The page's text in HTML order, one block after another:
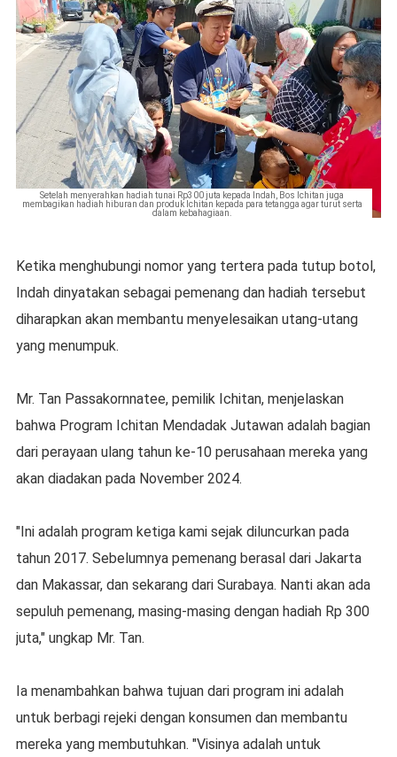
Setelah menyerahkan hadiah tunai Rp300 juta kepada Indah, Bos Ichitan juga
membagikan hadiah hiburan dan produk Ichitan kepada para tetangga agar turut serta
dalam kebahagiaan.
Ketika menghubungi nomor yang tertera pada tutup botol,
Indah dinyatakan sebagai pemenang dan hadiah tersebut
diharapkan akan membantu menyelesaikan utang-utang
yang menumpuk.
Mr. Tan Passakornnatee, pemilik Ichitan, menjelaskan
bahwa Program Ichitan Mendadak Jutawan adalah bagian
dari perayaan ulang tahun ke-10 perusahaan mereka yang
akan diadakan pada November 2024.
"Ini adalah program ketiga kami sejak diluncurkan pada
tahun 2017. Sebelumnya pemenang berasal dari Jakarta
dan Makassar, dan sekarang dari Surabaya. Nanti akan ada
sepuluh pemenang, masing-masing dengan hadiah Rp 300
juta," ungkap Mr. Tan.
Ia menambahkan bahwa tujuan dari program ini adalah
untuk berbagi rejeki dengan konsumen dan membantu
mereka yang membutuhkan. "Visinya adalah untuk